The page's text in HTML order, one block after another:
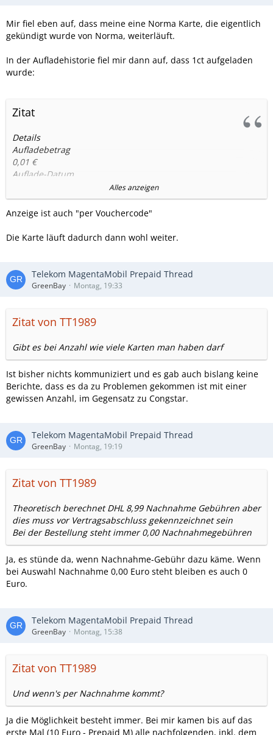
Mir fiel eben auf, dass meine eine Norma Karte, die eigentlich
gekündigt wurde von Norma, weiterläuft.
In der Aufladehistorie fiel mir dann auf, dass 1ct aufgeladen
wurde:
Zitat
Details
Aufladebetrag
0,01 €
Auflade-Datum
Status
erfolgreich
Alles anzeigen
Anzeige ist auch "per Vouchercode"
Die Karte läuft dadurch dann wohl weiter.
Telekom MagentaMobil Prepaid Thread
GreenBay Montag, 19:33
Zitat von TT1989
Gibt es bei Anzahl wie viele Karten man haben darf
Ist bisher nichts kommuniziert und es gab auch bislang keine
Berichte, dass es da zu Problemen gekommen ist mit einer
gewissen Anzahl, im Gegensatz zu Congstar.
Telekom MagentaMobil Prepaid Thread
GreenBay Montag, 19:19
Zitat von TT1989
Theoretisch berechnet DHL 8,99 Nachnahme Gebühren aber
dies muss vor Vertragsabschluss gekennzeichnet sein
Bei der Bestellung steht immer 0,00 Nachnahmegebühren
Ja, es stünde da, wenn Nachnahme-Gebühr dazu käme. Wenn
bei Auswahl Nachnahme 0,00 Euro steht bleiben es auch 0
Euro.
Telekom MagentaMobil Prepaid Thread
GreenBay Montag, 15:38
Zitat von TT1989
Und wenn's per Nachnahme kommt?
Ja die Möglichkeit besteht immer. Bei mir kamen bis auf das
erste Mal (10 Euro - Prepaid M) alle nachfolgenden, inkl. dem